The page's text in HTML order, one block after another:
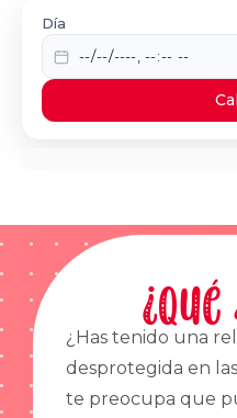
Día
¿Has tenido una
desprotegida en
te preocupa que